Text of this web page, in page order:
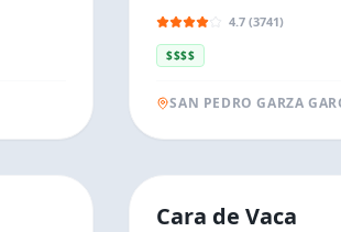
4.7 (3741)
$$$$
SAN PEDRO GARZA
Cara de Vaca